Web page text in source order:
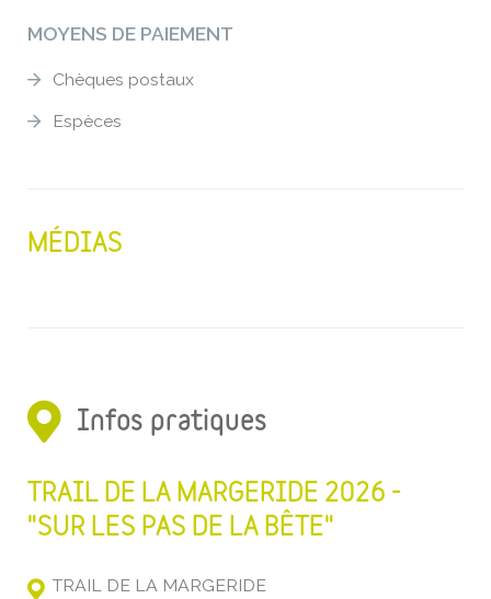
MOYENS DE PAIEMENT
Chèques postaux
Espèces
MÉDIAS
Infos pratiques
TRAIL DE LA MARGERIDE 2026 -
"SUR LES PAS DE LA BÊTE"
TRAIL DE LA MARGERIDE